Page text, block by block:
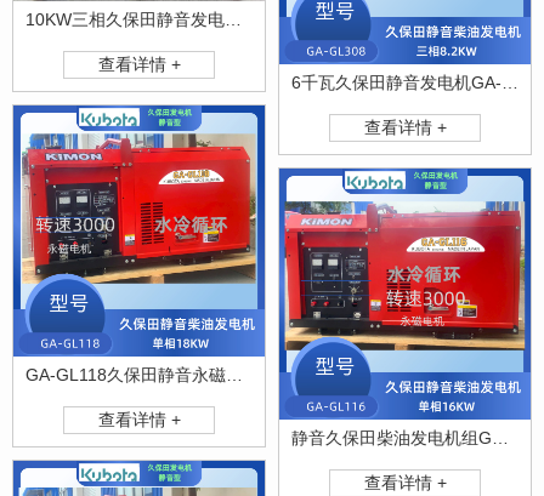
10KW三相久保田静音发电机组GA-GL310
查看详情 +
查看详情 +
查看详情 +
查看详情 +